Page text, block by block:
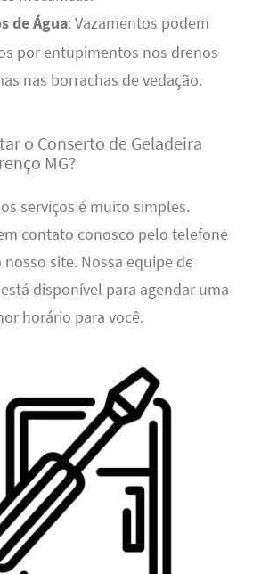
de Água: Vazamentos podem
por entupimentos nos drenos
nas borrachas de vedação.
o Conserto de Geladeira
MG?
serviços é muito simples.
contato conosco pelo telefone
nosso site. Nossa equipe de
está disponível para agendar uma
horário para você.